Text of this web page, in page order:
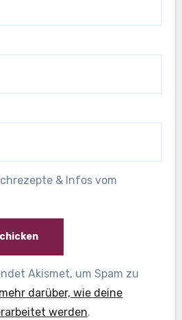
& Infos vom
Akismet, um Spam zu
darüber, wie deine
werden.